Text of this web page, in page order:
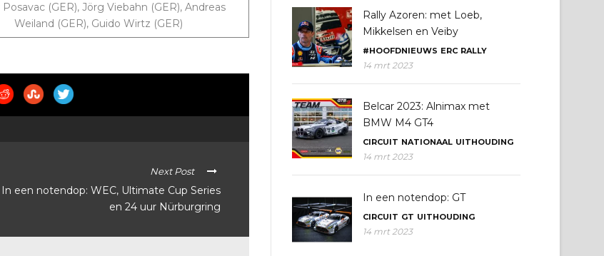
(GER), Jörg Viebahn (GER), Andreas
Weiland (GER), Guido Wirtz (GER)
Next Post
In een notendop: WEC, Ultimate Cup Series
en 24 uur Nürburgring
Rally Azoren: met Loeb,
Mikkelsen en Veiby
#HOOFDNIEUWS ERC RALLY
14 mrt 2023
Belcar 2023: Alnimax met
BMW M4 GT4
CIRCUIT NATIONAAL UITHOUDING
14 mrt 2023
In een notendop: GT
CIRCUIT GT UITHOUDING
14 mrt 2023